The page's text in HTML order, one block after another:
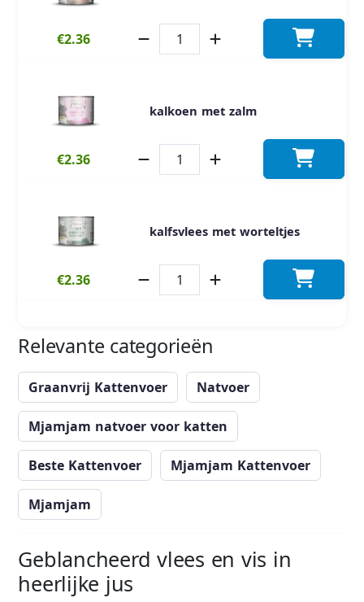
€2.36
kalkoen met zalm
€2.36
kalfsvlees met worteltjes
€2.36
Relevante categorieën
Graanvrij Kattenvoer Natvoer
Mjamjam natvoer voor katten
Beste Kattenvoer Mjamjam Kattenvoer
Mjamjam
Geblancheerd vlees en vis in
heerlijke jus